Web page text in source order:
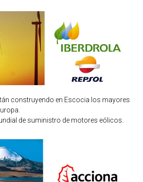
construyendo en Escocia los mayores
de suministro de motores eólicos.